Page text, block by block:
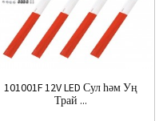
101001F 12V LED Сул һәм Уң
Трай ...